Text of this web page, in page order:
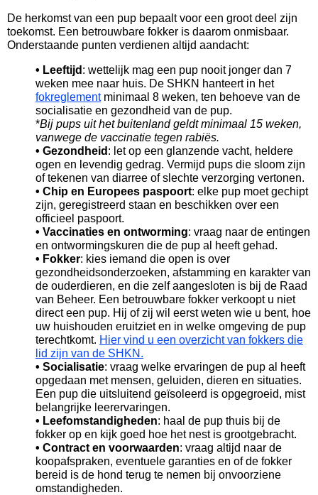
De herkomst van een pup bepaalt voor een groot deel zijn
toekomst. Een betrouwbare fokker is daarom onmisbaar.
Onderstaande punten verdienen altijd aandacht:
• Leeftijd : wettelijk mag een pup nooit jonger dan 7
weken mee naar huis. De SHKN hanteert in het
fokreglementminimaal 8 weken, ten behoeve van de
socialisatie en gezondheid van de pup.
*Bij pups uit het buitenland geldt minimaal 15 weken,
vanwege de vaccinatie tegen rabiës.
• Gezondheid : let op een glanzende vacht, heldere
ogen en levendig gedrag. Vermijd pups die sloom zijn
of tekenen van diarree of slechte verzorging vertonen.
• Chip en Europees paspoort: elke pup moet gechipt
zijn, geregistreerd staan en beschikken over een
officieel paspoort.
• Vaccinaties en ontworming: vraag naar de entingen
en ontwormingskuren die de pup al heeft gehad.
• Fokker: kies iemand die open is over
gezondheidsonderzoeken, afstamming en karakter van
de ouderdieren, en die zelf aangesloten is bij de Raad
van Beheer. Een betrouwbare fokker verkoopt u niet
direct een pup. Hij of zij wil eerst weten wie u bent, hoe
uw huishouden eruitziet en in welke omgeving de pup
terechtkomt. Hier vind u een overzicht van fokkers die
lid zijn van de SHKN.
• Socialisatie: vraag welke ervaringen de pup al heeft
opgedaan met mensen, geluiden, dieren en situaties.
Een pup die uitsluitend geïsoleerd is opgegroeid, mist
belangrijke leerervaringen.
• Leefomstandigheden: haal de pup thuis bij de
fokker op en kijk goed hoe het nest is grootgebracht.
• Contract en voorwaarden: vraag altijd naar de
koopafspraken, eventuele garanties en of de fokker
bereid is de hond terug te nemen bij onvoorziene
omstandigheden.